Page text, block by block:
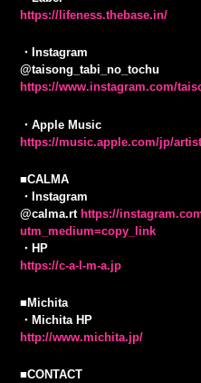
https://lifeness.thebase.in/
・Instagram
@taisong_tabi_no_tochu
https://www.instagram.com/
・Apple Music
https://music.apple.com/jp/
■CALMA
・Instagram
@calma.rthttps://
utm_medium=copy_link
・HP
https://c-a-l-m-a.jp
■Michita
・Michita HP
http://www.michita.jp/
■CONTACT